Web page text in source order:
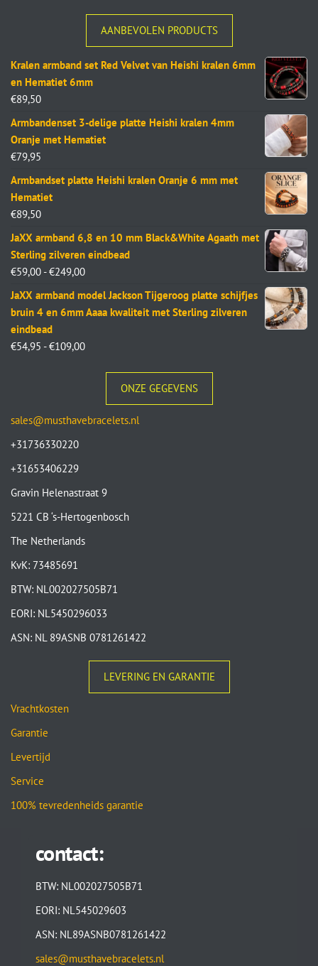
AANBEVOLEN PRODUCTS
Kralen armband set Red Velvet van Heishi kralen 6mm
en Hematiet 6mm
€89,50
Armbandenset 3-delige platte Heishi kralen 4mm
Oranje met Hematiet
€79,95
Armbandset platte Heishi kralen Oranje 6 mm met
Hematiet
€89,50
JaXX armband 6,8 en 10 mm Black&White Agaath met
Sterling zilveren eindbead
€59,00 - €249,00
JaXX armband model Jackson Tijgeroog platte schijfjes
bruin 4 en 6mm Aaaa kwaliteit met Sterling zilveren
eindbead
€54,95 - €109,00
ONZE GEGEVENS
sales@musthavebracelets.nl
+31736330220
+31653406229
Gravin Helenastraat 9
5221 CB ‘s-Hertogenbosch
The Netherlands
KvK: 73485691
BTW: NL002027505B71
EORI: NL5450296033
ASN: NL 89ASNB 0781261422
LEVERING EN GARANTIE
Vrachtkosten
Garantie
Levertijd
Service
100% tevredenheids garantie
contact:
BTW: NL002027505B71
EORI: NL545029603
ASN: NL89ASNB0781261422
sales@musthavebracelets.nl